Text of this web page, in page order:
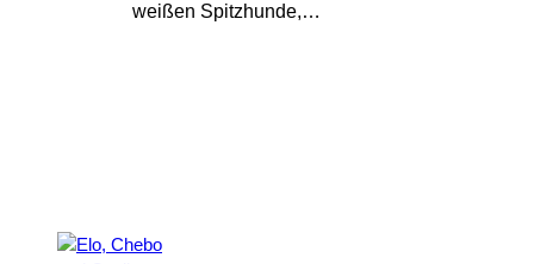
weißen Spitzhunde,…